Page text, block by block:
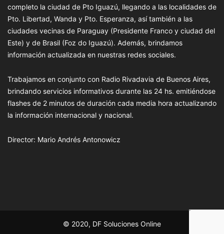
completo la ciudad de Pto Iguazú, llegando a las localidades de
Pto. Libertad, Wanda y Pto. Esperanza, así también a las
ciudades vecinas de Paraguay (Presidente Franco y ciudad del
Este) y de Brasil (Foz do Iguazú). Además, brindamos
información actualizada en nuestras redes sociales.
Trabajamos en conjunto con Radio Rivadavia de Buenos Aires,
brindando servicios informativos durante las 24 hs. emitiéndose
flashes de 2 minutos de duración cada media hora actualizando
la información internacional y nacional.
Director: Mario Andrés Antonowicz
© 2020, DF Soluciones Online